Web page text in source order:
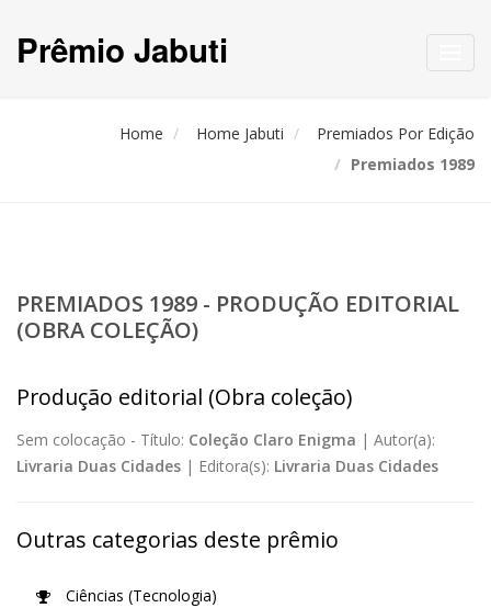
Prêmio Jabuti
Home Home Jabuti
Premiados Por Edição
Premiados 1989
PREMIADOS 1989 - PRODUÇÃO EDITORIAL
(OBRA COLEÇÃO)
Produção editorial (Obra coleção)
Sem colocação - Título: Coleção Claro Enigma | Autor(a):
Livraria Duas Cidades | Editora(s): Livraria Duas Cidades
Outras categorias deste prêmio
Ciências (Tecnologia)